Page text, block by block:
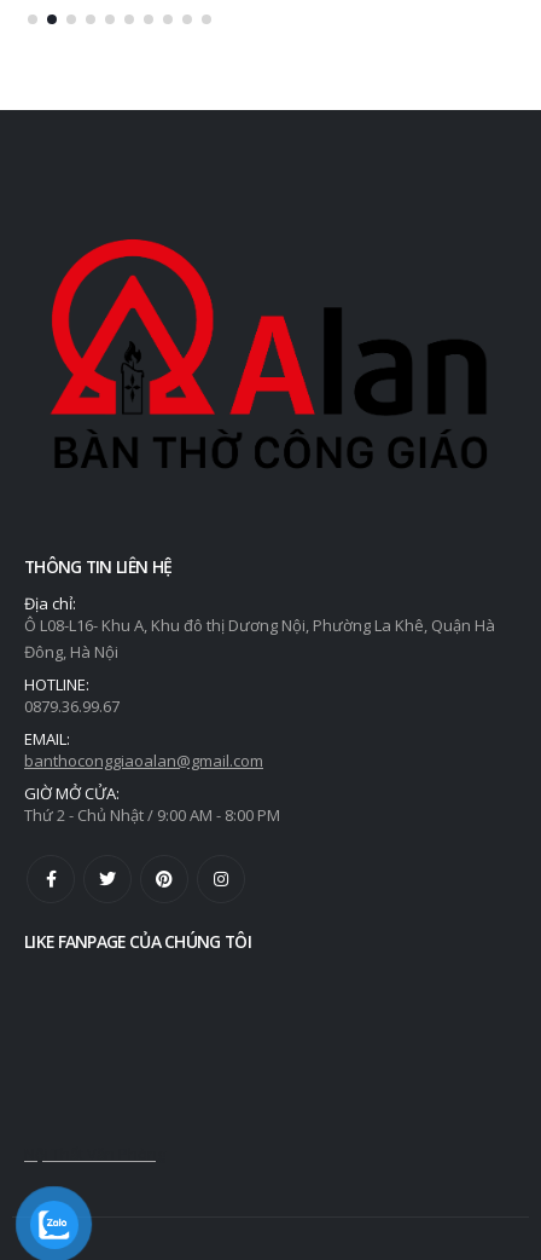
THÔNG TIN LIÊN HỆ
Địa chỉ:
Ô L08-L16- Khu A, Khu đô thị Dương Nội, Phường La Khê, Quận Hà
Đông, Hà Nội
HOTLINE:
0879.36.99.67
EMAIL:
banthoconggiaoalan@gmail.com
GIỜ MỞ CỬA:
Thứ 2 - Chủ Nhật / 9:00 AM - 8:00 PM
LIKE FANPAGE CỦA CHÚNG TÔI